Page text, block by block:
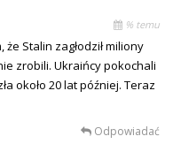
% temu
Stalin zagłodził miliony
zrobili. Ukraińcy pokochali
około 20 lat później. Teraz
Odpowiadać